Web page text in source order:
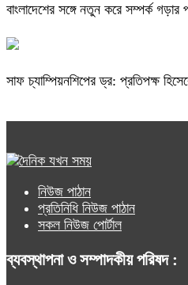
বাংলাদেশের সঙ্গে নতুন করে সম্পর্ক গড়ার
সাফ চ্যাম্পিয়নশিপের ড্র: প্রতিপক্ষ
নিউজ পাঠান
প্রতিনিধি নিউজ পাঠান
সকল নিউজ পোর্টাল
ব্যবস্থাপনা ও সম্পাদকীয় পরিষদ :